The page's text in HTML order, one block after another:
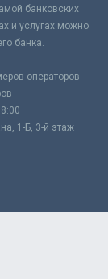
банковских
и услугах можно
банка.
операторов
1-Б, 3-й этаж